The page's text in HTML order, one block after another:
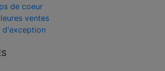
de coeur
ventes
d'exception